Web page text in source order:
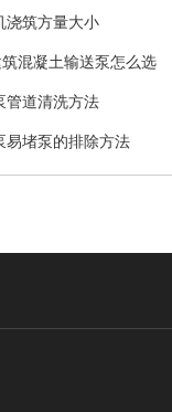
浇筑方量大小
混凝土输送泵怎么选
管道清洗方法
易堵泵的排除方法